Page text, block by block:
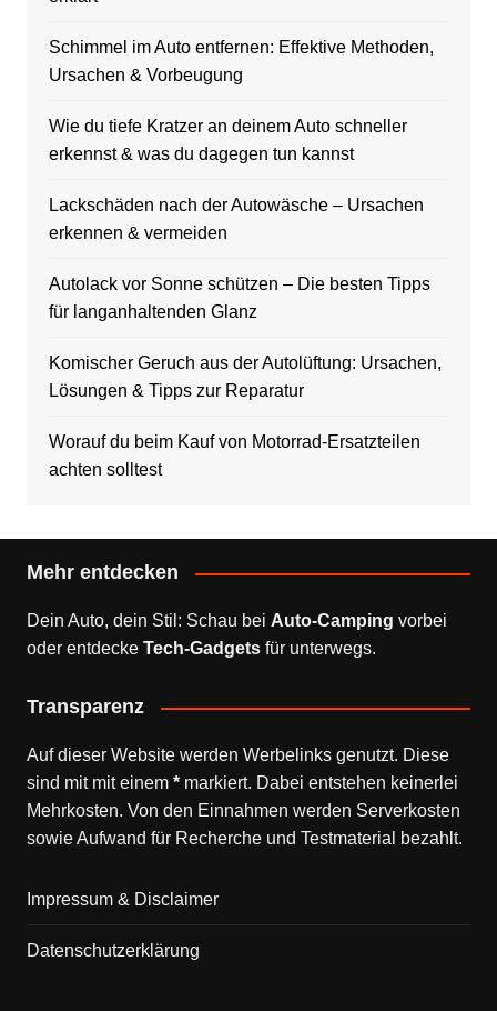
Schimmel im Auto entfernen: Effektive Methoden,
Ursachen & Vorbeugung
Wie du tiefe Kratzer an deinem Auto schneller
erkennst & was du dagegen tun kannst
Lackschäden nach der Autowäsche – Ursachen
erkennen & vermeiden
Autolack vor Sonne schützen – Die besten Tipps
für langanhaltenden Glanz
Komischer Geruch aus der Autolüftung: Ursachen,
Lösungen & Tipps zur Reparatur
Worauf du beim Kauf von Motorrad-Ersatzteilen
achten solltest
Mehr entdecken
Dein Auto, dein Stil: Schau bei Auto-Camping vorbei
oder entdecke Tech-Gadgetsfür unterwegs.
Transparenz
Auf dieser Website werden Werbelinks genutzt. Diese
sind mit mit einem *markiert. Dabei entstehen keinerlei
Mehrkosten. Von den Einnahmen werden Serverkosten
sowie Aufwand für Recherche und Testmaterial bezahlt.
Impressum & Disclaimer
Datenschutzerklärung